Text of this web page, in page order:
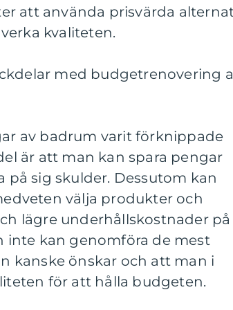
att använda prisvärda
kvaliteten.
med budgetrenovering
av badrum varit förknippade
är att man kan spara pengar
sig skulder. Dessutom kan
välja produkter och
lägre underhållskostnader på
inte kan genomföra de mest
kanske önskar och att man i
för att hålla budgeten.